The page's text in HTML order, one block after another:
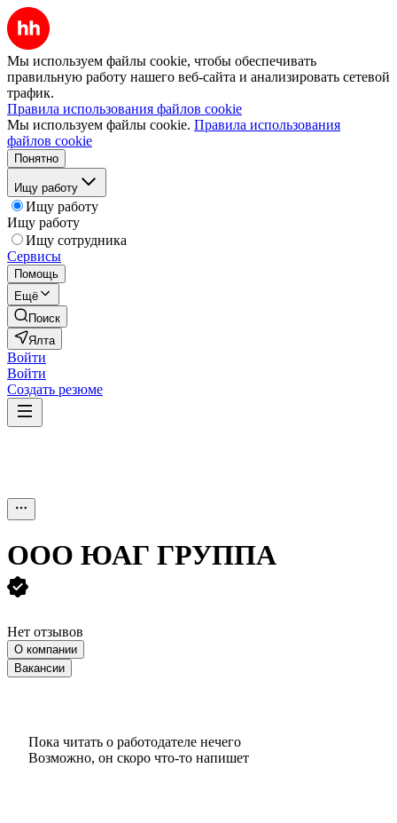
Мы используем файлы cookie, чтобы обеспечивать
правильную работу нашего веб-сайта и анализировать сетевой
трафик.
Правила использования файлов cookie
Мы используем файлы cookie. Правила использования
файлов cookie
Понятно
Ищу работу
Ищу работу
Ищу работу
Ищу сотрудника
Сервисы
Помощь
Ещё
Поиск
Ялта
Войти
Войти
Создать резюме
ООО ЮАГ ГРУППА
Нет отзывов
О компании
Вакансии
Пока читать о работодателе нечего
Возможно, он скоро что‑то напишет